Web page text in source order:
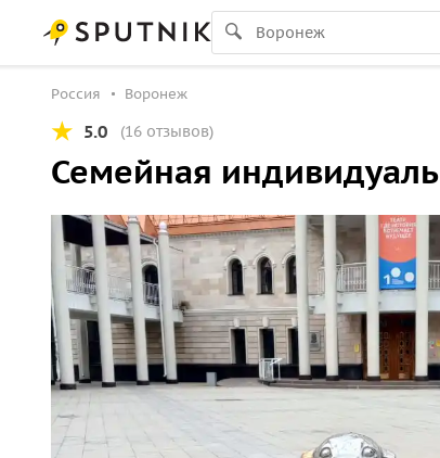
Россия Воронеж
5.0 (16 отзывов)
Семейная